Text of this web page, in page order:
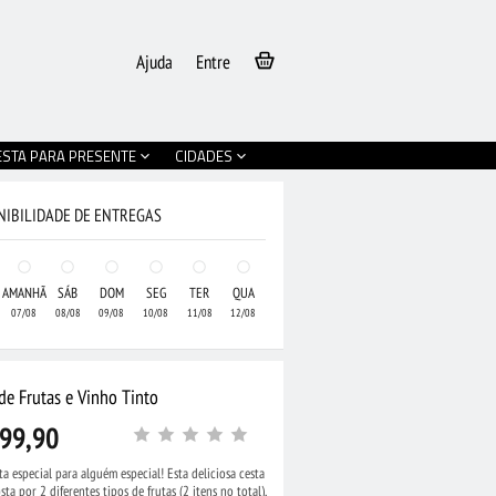
Entre
Ajuda
PARA PRESENTE CIDADES
Cesta Grande de
DE ENTREGAS
AMANHÃ
07/08
SÁB
08/08
DOM
09/08
SEG
10/08
TER
11/08
QUA
12/08
Frutas e Vinho Tinto
especial para alguém especial! Esta deliciosa cesta
por 2 diferentes tipos de frutas (2 itens no total),